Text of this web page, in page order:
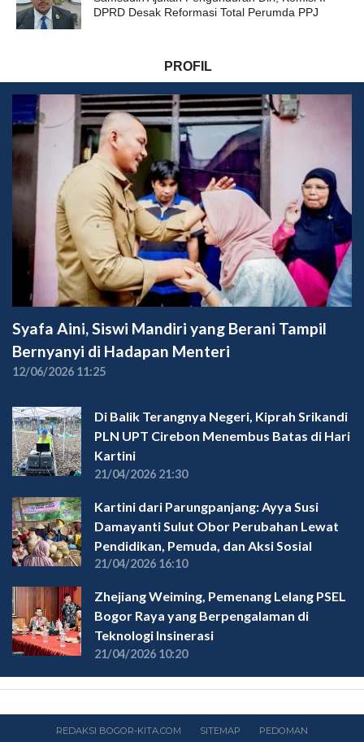
DPRD Desak Reformasi Total Perumda PPJ
PROFIL
Syafa Aini, Siswi Mandiri yang Berani Tampil
Bernyanyi di Hadapan Menteri
12/06/2026 11:25
Di Balik Terangnya Negeri, Kiprah Srikandi
PLN UPT Cirebon Menembus Batas di Hari
Kartini
21/04/2026 21:30
Kartini dari Parungpanjang: Ayya Susi
Damayanti Sulut Obor Perubahan Lewat
Pendidikan, Pemuda, dan Aksi Sosial
21/04/2026 16:10
Zhejiang Weiming, Pemenang Lelang PSEL
Bogor Raya yang Berpengalaman di
Teknologi Insinerasi
21/04/2026 10:20
REDAKSI BOGOR-KITA.COM SITEMAP PEDOMAN